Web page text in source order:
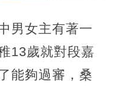
男女主有著一
13歲就對段嘉
能夠過審，桑